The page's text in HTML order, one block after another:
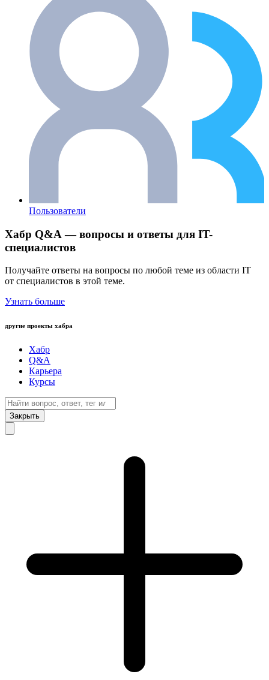
Пользователи
Хабр Q&A — вопросы и ответы для IT-
специалистов
Получайте ответы на вопросы по любой теме из области IT
от специалистов в этой теме.
Узнать больше
другие проекты хабра
Хабр
Q&A
Карьера
Курсы
Закрыть